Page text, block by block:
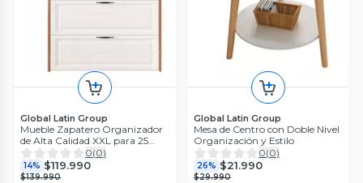
Global Latin Group
Mueble Zapatero Organizador
de Alta Calidad XXL para 25
pares
0(0)
14% $119.990
$139.990
Global Latin Group
Mesa de Centro con Doble Nivel
Organización y Estilo
0(0)
26% $21.990
$29.990